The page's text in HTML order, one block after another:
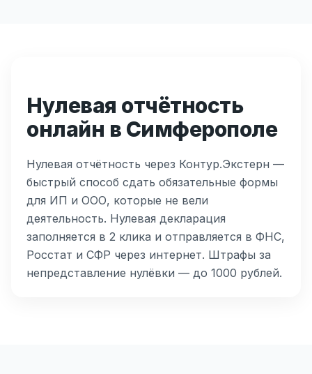
Нулевая отчётность
онлайн в Симферополе
Нулевая отчётность через Контур.Экстерн —
быстрый способ сдать обязательные формы
для ИП и ООО, которые не вели
деятельность. Нулевая декларация
заполняется в 2 клика и отправляется в ФНС,
Росстат и СФР через интернет. Штрафы за
непредставление нулёвки — до 1000 рублей.